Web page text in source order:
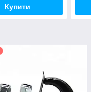
Купити